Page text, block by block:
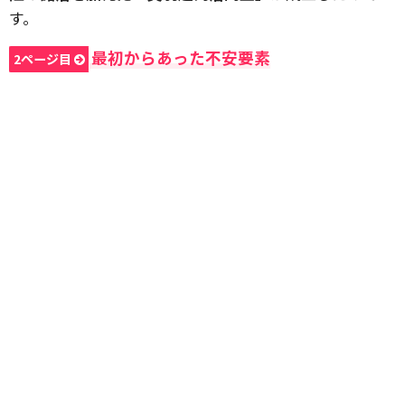
す。
2ページ目 最初からあった不安要素